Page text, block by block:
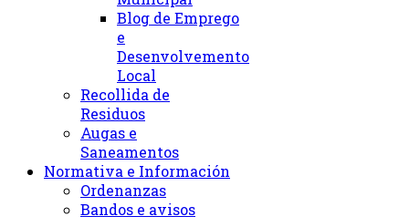
Blog de Emprego
e
Desenvolvemento
Local
Recollida de
Residuos
Augas e
Saneamentos
Normativa e Información
Ordenanzas
Bandos e avisos